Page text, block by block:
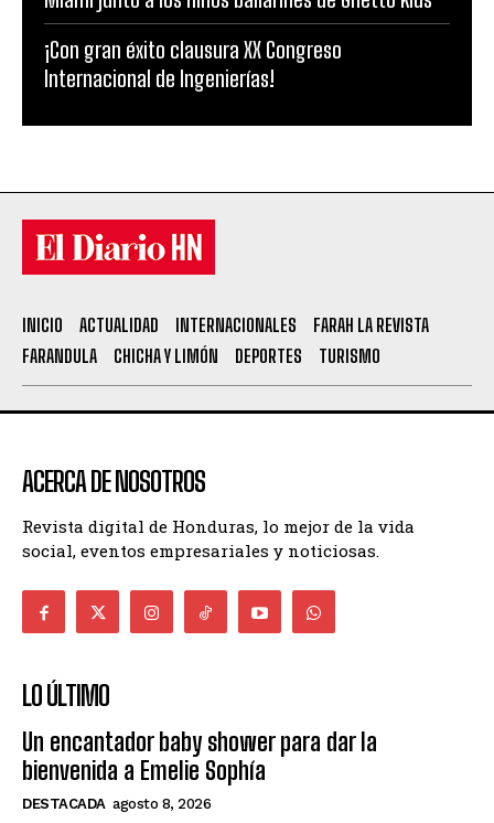
¡Con gran éxito clausura XX Congreso
Internacional de Ingenierías!
INICIO ACTUALIDAD INTERNACIONALES
FARAH LA REVISTA
FARANDULA
CHICHA Y LIMÓN DEPORTES TURISMO
ACERCA DE NOSOTROS
Revista digital de Honduras, lo mejor de la vida
social, eventos empresariales y noticiosas.
LO ÚLTIMO
Un encantador baby shower para dar la
bienvenida a Emelie Sophía
DESTACADA agosto 8, 2026